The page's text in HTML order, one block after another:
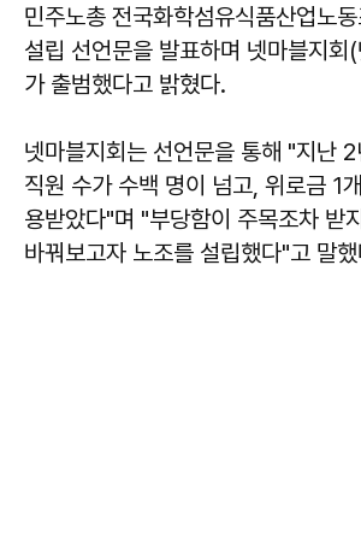
민주노총 전국화학섬유식품산업노
설립 선언문을 발표하며 넷마블지회
가 출범했다고 밝혔다.
넷마블지회는 선언문을 통해 "지난
직원 수가 수백 명이 넘고, 위로금 1
용받았다"며 "부당함이 주목조차 받
바꿔보고자 노조를 설립했다"고 말